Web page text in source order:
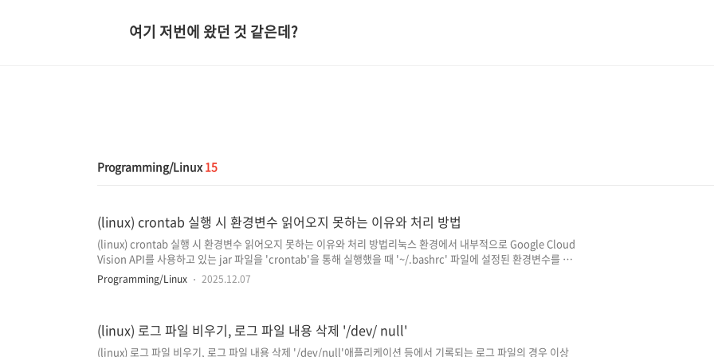
여기 저번에 왔던 것 같은데?
Programming/Linux 15
(linux) crontab 실행 시 환경변수 읽어오지 못하는 이유와 처리 방법
(linux) crontab 실행 시 환경변수 읽어오지 못하는 이유와 처리 방법리눅스 환경에서 내부적으로 Google Cloud
Vision API를 사용하고 있는 jar 파일을 'crontab'을 통해 실행했을 때 '~/.bashrc' 파일에 설정된 환경변수를 읽
어오지 못하는 경우가 발생하여 환경변수를 읽어오지 못하는 이유와 처리 방법에 대해 정리해 보았습니다.
(Google Cloud Vision API 사용 시 인증키가 필요하며, 해당 인증키의 full path를
Programming/Linux 2025.12.07
(linux) 로그 파일 비우기, 로그 파일 내용 삭제 '/dev/ null'
(linux) 로그 파일 비우기, 로그 파일 내용 삭제 '/dev/null'애플리케이션 등에서 기록되는 로그 파일의 경우 이상